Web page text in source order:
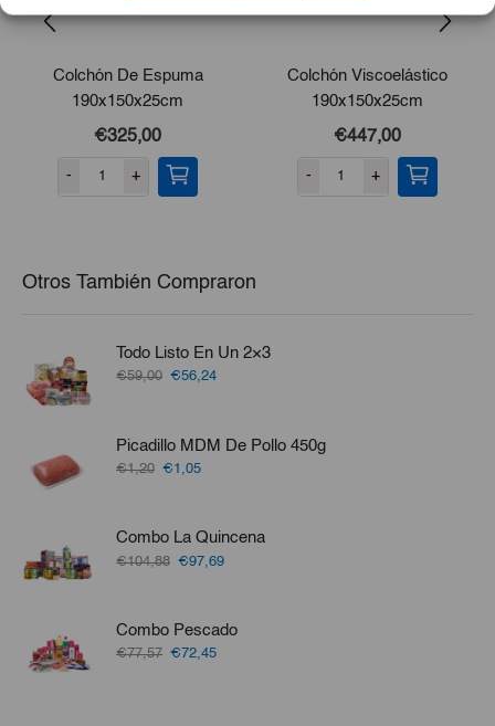
Colchón De Espuma
190x150x25cm
€325,00
- +
Colchón Viscoelástico
190x150x25cm
€447,00
- +
Otros También Compraron
Todo Listo En Un 2×3
€59,00 El
€59,00.
€56,24El
€56,24.
Picadillo MDM De Pollo 450g
€1,20 El
era:
€1,20.
€1,05El
es:
€1,05.
Combo La Quincena
€104,88 El
era:
€104,88.
€97,69El
es:
€97,69.
Combo Pescado
€77,57 El
€72,45El